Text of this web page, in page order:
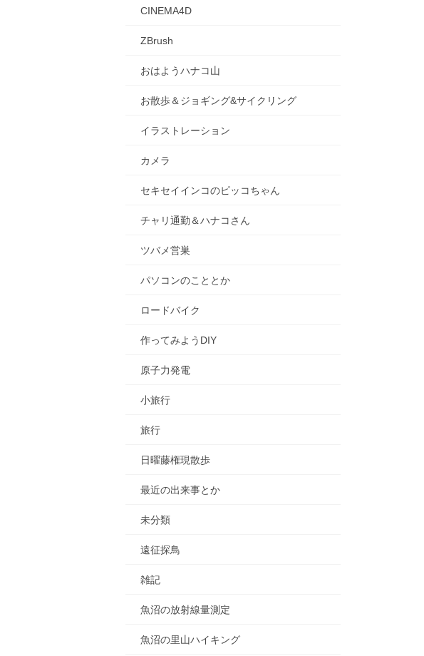
CINEMA4D
ZBrush
おはようハナコ山
お散歩＆ジョギング&サイクリング
イラストレーション
カメラ
セキセイインコのピッコちゃん
チャリ通勤＆ハナコさん
ツバメ営巣
パソコンのこととか
ロードバイク
作ってみようDIY
原子力発電
小旅行
旅行
日曜藤権現散歩
最近の出来事とか
未分類
遠征探鳥
雑記
魚沼の放射線量測定
魚沼の里山ハイキング